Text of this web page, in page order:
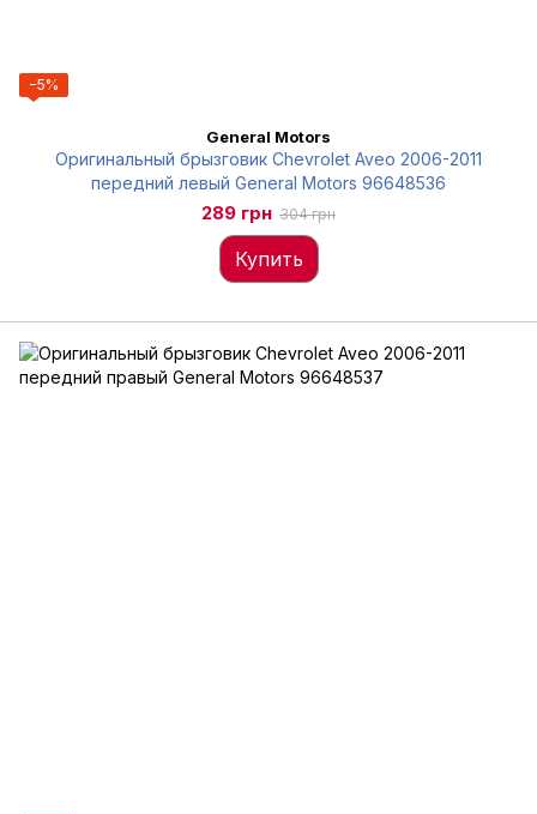
−5%
General Motors
Оригинальный брызговик Chevrolet Aveo 2006-2011
передний левый General Motors 96648536
289 грн 304 грн
Купить